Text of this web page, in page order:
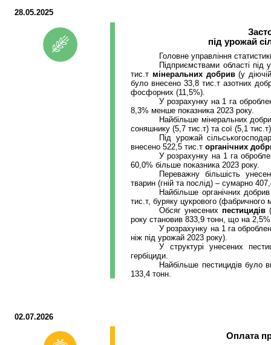
28.05.2025
під урожай
Головне управління
Підприємствами області
тис.т мінеральних добрив(у
буловнесено 33,8тис.т азотних
фосфорних (11,5%).
У розрахунку на 1 га
8,3% менше показника 2023 року.
Найбільше мінеральних
соняшнику (5,7тис.т) та сої (5,1тис.т
Під урожай
внесено 522,5 тис.т органічних
У розрахунку на 1 га
60,0% більше показника 2023 року.
Переважну більшість
тварин (гній та послід) – сумарно
Найбільше органічних
тис.т, буряку цукрового (фабричного
Обсяг унесених пестицидів
року становив 833,9тонн, що на 2,5%
У розрахунку на 1 га
ніж під урожай 2023 року).
У структурі унесених
гербіциди.
Найбільше пестицидів було
133,4тонн.
02.07.2026
Оплата